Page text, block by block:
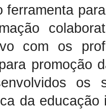
ferramenta
com os
promoção
os
da